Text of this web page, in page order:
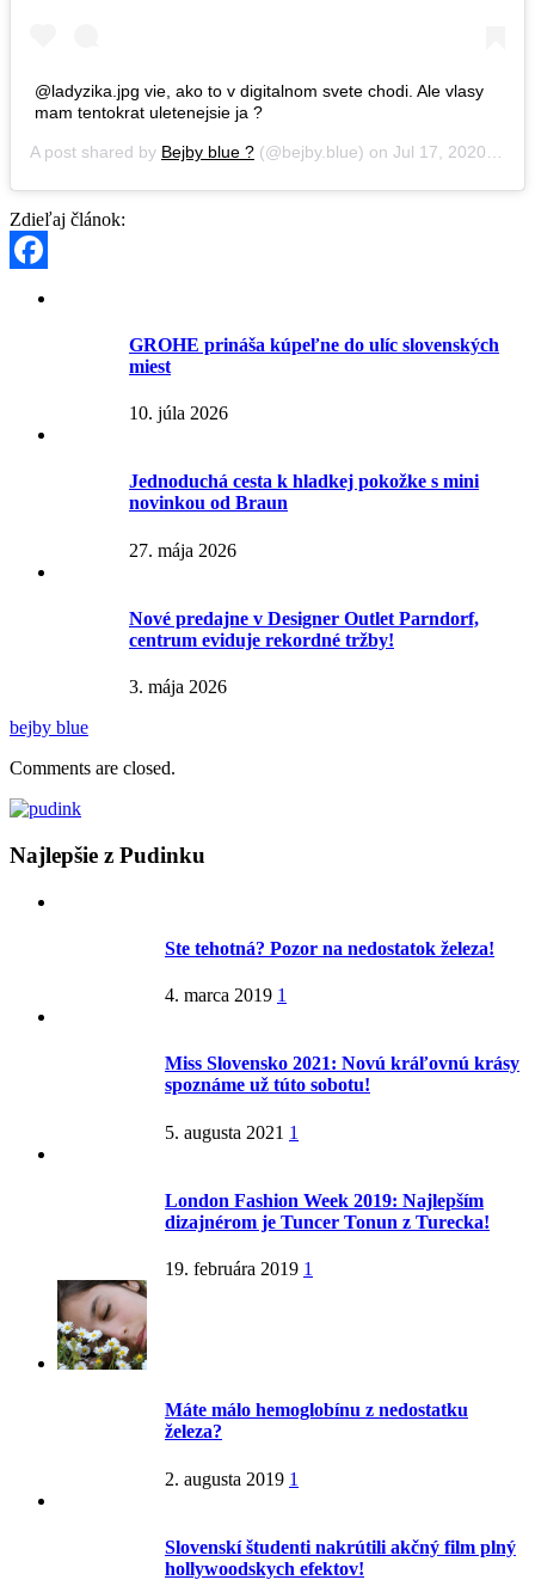
@ladyzika.jpg vie, ako to v digitalnom svete chodi. Ale vlasy
mam tentokrat uletenejsie ja ?
A post shared by Bejby blue ? (@bejby.blue) on Jul 17, 2020 at 11:34am PDT
Zdieľaj článok:
GROHE prináša kúpeľne do ulíc slovenských
miest
10. júla 2026
Jednoduchá cesta k hladkej pokožke s mini
novinkou od Braun
27. mája 2026
Nové predajne v Designer Outlet Parndorf,
centrum eviduje rekordné tržby!
3. mája 2026
bejby blue
Comments are closed.
Najlepšie z Pudinku
Ste tehotná? Pozor na nedostatok železa!
4. marca 2019 1
Miss Slovensko 2021: Novú kráľovnú krásy
spoznáme už túto sobotu!
5. augusta 2021 1
London Fashion Week 2019: Najlepším
dizajnérom je Tuncer Tonun z Turecka!
19. februára 2019 1
Máte málo hemoglobínu z nedostatku
železa?
2. augusta 2019 1
Slovenskí študenti nakrútili akčný film plný
hollywoodskych efektov!